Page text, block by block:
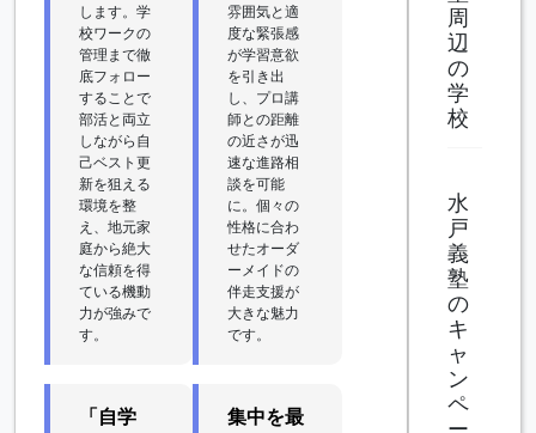
します。学
校ワークの
管理まで徹
底フォロー
することで
部活と両立
しながら自
己ベスト更
新を狙える
環境を整
え、地元家
庭から絶大
な信頼を得
ている機動
力が強みで
す。
雰囲気と適
度な緊張感
が学習意欲
を引き出
し、プロ講
師との距離
の近さが迅
速な進路相
談を可能
に。個々の
性格に合わ
せたオーダ
ーメイドの
伴走支援が
大きな魅力
です。
「自学
集中を最
周
辺
の
学
校
水
戸
義
塾
の
キ
ャ
ン
ペ